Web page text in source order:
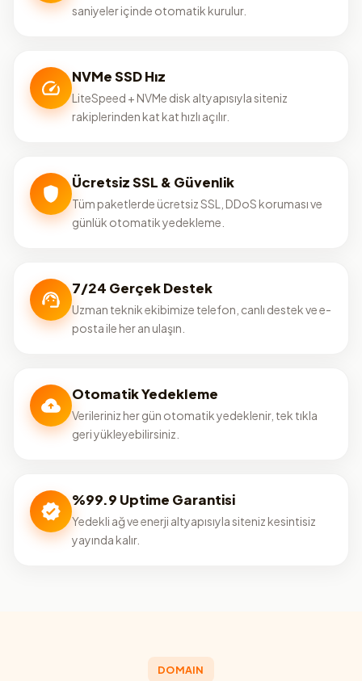
saniyeler içinde otomatik kurulur.
NVMe SSD Hız
LiteSpeed + NVMe disk altyapısıyla siteniz
rakiplerinden kat kat hızlı açılır.
Ücretsiz SSL & Güvenlik
Tüm paketlerde ücretsiz SSL, DDoS koruması ve
günlük otomatik yedekleme.
7/24 Gerçek Destek
Uzman teknik ekibimize telefon, canlı destek ve e-
posta ile her an ulaşın.
Otomatik Yedekleme
Verileriniz her gün otomatik yedeklenir, tek tıkla
geri yükleyebilirsiniz.
%99.9 Uptime Garantisi
Yedekli ağ ve enerji altyapısıyla siteniz kesintisiz
yayında kalır.
DOMAIN